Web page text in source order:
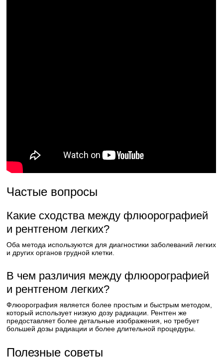
Частые вопросы
Какие сходства между флюорографией
и рентгеном легких?
Оба метода используются для диагностики заболеваний легких
и других органов грудной клетки.
В чем различия между флюорографией
и рентгеном легких?
Флюорография является более простым и быстрым методом,
который использует низкую дозу радиации. Рентген же
предоставляет более детальные изображения, но требует
большей дозы радиации и более длительной процедуры.
Полезные советы